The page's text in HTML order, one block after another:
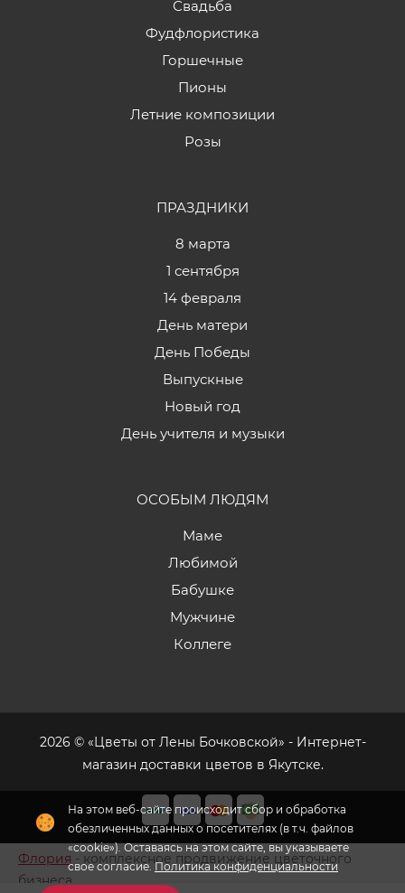
На этом веб-сайте происходит сбор и обработка
обезличенных данных о посетителях (в т.ч. файлов
«cookie»). Оставаясь на этом сайте, вы указываете
свое согласие.Политика конфиденциальности
Свадьба
Фудфлористика
Горшечные
Пионы
Летние композиции
Розы
ПРАЗДНИКИ
8 марта
1 сентября
14 февраля
День матери
День Победы
Выпускные
Новый год
День учителя и музыки
ОСОБЫМ ЛЮДЯМ
Маме
Любимой
Бабушке
Мужчине
Коллеге
2026 © «Цветы от Лены Бочковской» - Интернет-
магазин доставки цветов в Якутске.
Флория - комплексное продвижение цветочного
бизнеса